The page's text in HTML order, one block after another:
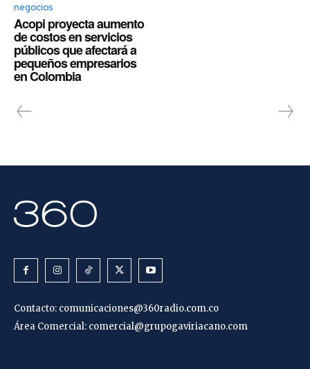
negocios
Acopi proyecta aumento
de costos en servicios
públicos que afectará a
pequeños empresarios
en Colombia
Contacto: comunicaciones@360radio.com.co
Área Comercial: comercial@grupogaviriacano.com